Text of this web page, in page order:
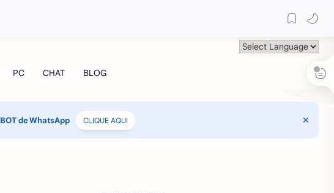
BOT de WhatsApp CLIQUE AQUI